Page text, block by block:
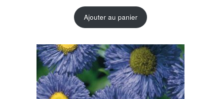
Ajouter au panier